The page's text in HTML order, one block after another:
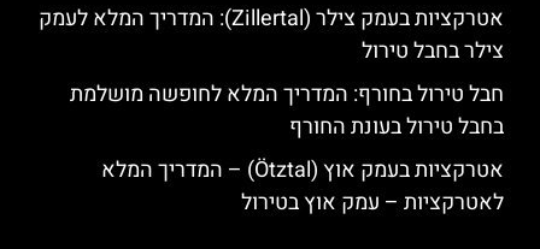
אטרקציות בעמק צילר (Zillertal): המדריך המלא לעמק
צילר בחבל טירול
חבל טירול בחורף: המדריך המלא לחופשה מושלמת
בחבל טירול בעונת החורף
אטרקציות בעמק אוץ (Ötztal) – המדריך המלא
לאטרקציות – עמק אוץ בטירול